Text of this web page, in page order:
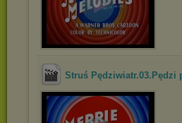
Struś Pędziwiatr.03.Pędzi